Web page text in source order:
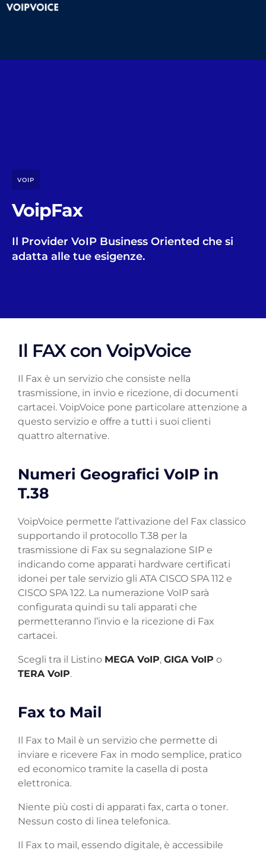
VOIP
VoipFax
Il Provider VoIP Business Oriented che si
adatta alle tue esigenze.
Il FAX con VoipVoice
Il Fax è un servizio che consiste nella
trasmissione, in invio e ricezione, di documenti
cartacei. VoipVoice pone particolare attenzione a
questo servizio e offre a tutti i suoi clienti
quattro alternative.
Numeri Geografici VoIP in
T.38
VoipVoice permette l’attivazione del Fax classico
supportando il protocollo T.38 per la
trasmissione di Fax su segnalazione SIP e
indicando come apparati hardware certificati
idonei per tale servizio gli ATA CISCO SPA 112 e
CISCO SPA 122. La numerazione VoIP sarà
configurata quindi su tali apparati che
permetteranno l’invio e la ricezione di Fax
cartacei.
Scegli tra il Listino MEGA VoIP, GIGA VoIP o
TERA VoIP.
Fax to Mail
Il Fax to Mail è un servizio che permette di
inviare e ricevere Fax in modo semplice, pratico
ed economico tramite la casella di posta
elettronica.
Niente più costi di apparati fax, carta o toner.
Nessun costo di linea telefonica.
Il Fax to mail, essendo digitale, è accessibile